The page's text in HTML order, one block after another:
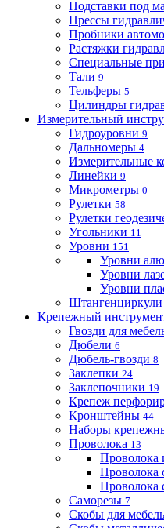
Подставки под
Прессы
Пробники
Растяжки
Специальные
Тали 9
Тельферы 5
Цилиндры
Измерительный
Гидроуровни 9
Дальномеры 4
Измерительные
Линейки 9
Микрометры 0
Рулетки 58
Рулетки
Угольники 11
Уровни 151
Уровни
Уровни
Уровни
Штангенциркули
Крепежный
Гвозди для
Дюбели 6
Дюбель-гвозди 8
Заклепки 24
Заклепочники 19
Крепеж
Кронштейны 44
Наборы
Проволока 13
Проволока
Проволока
Саморезы 7
Скобы для